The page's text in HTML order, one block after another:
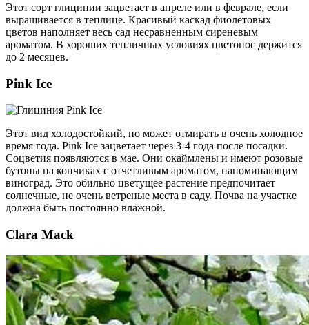
Этот сорт глицинии зацветает в апреле или в феврале, если
выращивается в теплице. Красивый каскад фиолетовых
цветов наполняет весь сад несравненным сиреневым
ароматом. В хороших тепличных условиях цветонос держится
до 2 месяцев.
Pink Ice
Этот вид холодостойкий, но может отмирать в очень холодное
время года. Pink Ice зацветает через 3-4 года после посадки.
Соцветия появляются в мае. Они окаймлены и имеют розовые
бутоны на кончиках с отчетливым ароматом, напоминающим
виноград. Это обильно цветущее растение предпочитает
солнечные, не очень ветреные места в саду. Почва на участке
должна быть постоянно влажной.
Clara Mack